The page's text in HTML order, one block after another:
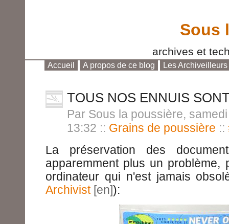
Sous
archives et
Accueil A propos de ce blog
Les Archiveilleurs
TOUS NOS ENNUIS
Par Sous la poussière,
13:32 :: Grains de poussière ::
La préservation des
apparemment plus un problème,
ordinateur qui n'est jamais
Archivist
):